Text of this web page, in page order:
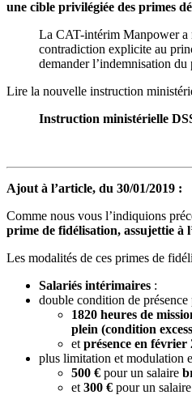
une cible privilégiée des primes
La CAT-intérim Manpower a
contradiction explicite au
demander l’indemnisation du
Lire la nouvelle instruction
Instruction ministérielle
Ajout à l’article, du 30/01/2019 :
Comme nous vous l’indiquions
prime de fidélisation, assujettie à
Les modalités de ces primes de
Salariés intérimaires :
double condition de
1820 heures de
plein (condition
et présence en février
plus limitation et modulation
500 € pour un salaire
et 300 € pour un salaire